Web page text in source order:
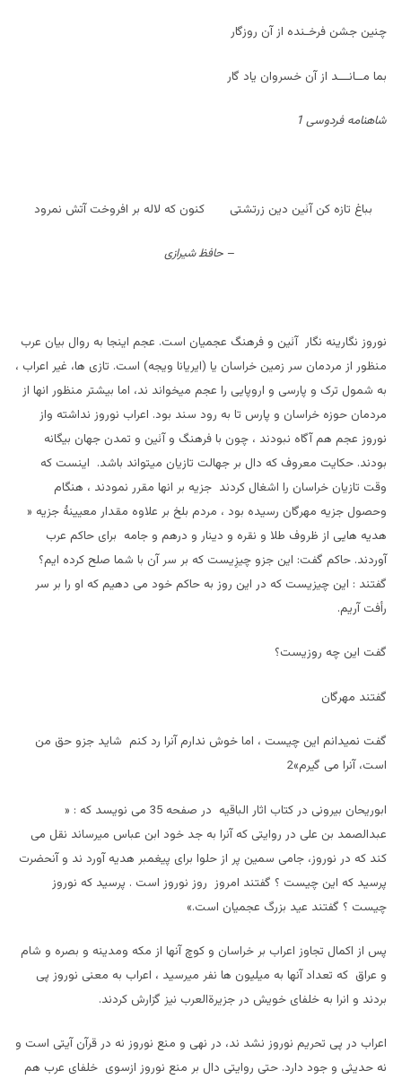
چنين جشن فرخـنده از آن روزگار
بما مــانـــد از آن خسروان ياد گار
شاهنامه فردوسی 1
بباغ تازه کن آئين دين زرتشتی کنون که لاله بر افروخت آتش نمرود
–حافظ شیرازی
نوروز نگارينه نگار آئين و فرهنگ عجميان است. عجم اینجا به روال بيان عرب
منظور از مردمان سر زمين خراسان يا (ایريانا ويجه) است. تازی ها، غير اعراب ،
به شمول ترک و پارسی و اروپايی را عجم ميخواند ند، اما بيشتر منظور انها از
مردمان حوزه خراسان و پارس تا به رود سند بود. اعراب نوروز نداشته واز
نوروز عجم هم آگاه نبودند ، چون با فرهنگ و آئين و تمدن جهان بيگانه
بودند. حکايت معروف که دال بر جهالت تازيان ميتواند باشد. اينست که
وقت تازيان خراسان را اشغال کردند جزيه بر انها مقرر نمودند ، هنگام
وحصول جزيه مهرگان رسيده بود ، مردم بلخ بر علاوه مقدار معيینۀ جزيه «
هديه هايی از ظروف طلا و نقره و دينار و درهم و جامه برای حاکم عرب
آوردند. حاکم گفت: اين جزو چيزِيست که بر سر آن با شما صلح کرده ايم؟
گفتند : اين چيزيست که در اين روز به حاکم خود می دهيم که او را بر سر
رأفت آريم.
گفت اين چه روزيست؟
گفتند مهرگان
گفت نميدانم اين چيست ، اما خوش ندارم آنرا رد کنم شايد جزو حق من
است، آنرا می گيرم»2
ابوريحان بيرونی در کتاب اثار الباقيه در صفحه 35 می نويسد که : «
عبدالصمد بن علی در روايتی که آنرا به جد خود ابن عباس ميرساند نقل می
کند که در نوروز، جامی سمين پر از حلوا برای پيغمبر هديه آورد ند و آنحضرت
پرسيد که اين چيست ؟ گفتند امروز روز نوروز است . پرسيد که نوروز
چيست ؟ گفتند عيد بزرگ عجمیان است.»
پس از اکمال تجاوز اعراب بر خراسان و کوچ آنها از مکه ومدينه و بصره و شام
و عراق که تعداد آنها به ميليون ها نفر ميرسيد ، اعراب به معنی نوروز پی
بردند و انرا به خلفای خويش در جزيرةالعرب نيز گزارش کردند.
اعراب در پی تحريم نوروز نشد ند، در نهی و منع نوروز نه در قرآن آيتی است و
نه حديثی و جود دارد. حتی روایتی دال بر منع نوروز ازسوی خلفای عرب هم